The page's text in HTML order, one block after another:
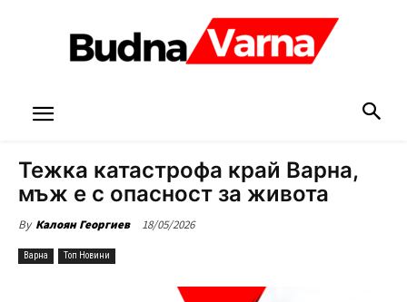
Тежка катастрофа край Варна,
мъж е с опасност за живота
By Калоян Георгиев 18/05/2026
Варна Топ Новини